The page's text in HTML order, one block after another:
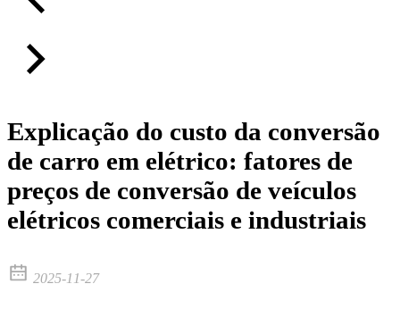
Explicação do custo da conversão
de carro em elétrico: fatores de
preços de conversão de veículos
elétricos comerciais e industriais
2025-11-27